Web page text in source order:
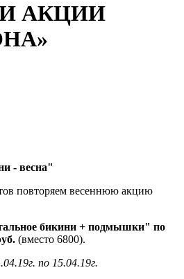
АКЦИИ
- весна"
повторяем весеннюю акцию
бикини + подмышки" по
(вместо 6800).
по 15.04.19г.